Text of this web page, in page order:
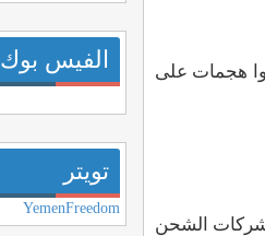
هجمات على
شركات الشحن
الفيس بوك
تويتر
YemenFreedom